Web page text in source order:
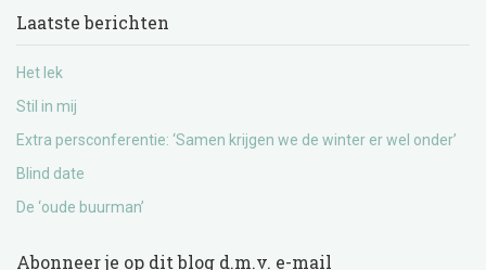
Laatste berichten
Het lek
Stil in mij
Extra persconferentie: ‘Samen krijgen we de winter er wel onder’
Blind date
De ‘oude buurman’
Abonneer je op dit blog d.m.v. e-mail